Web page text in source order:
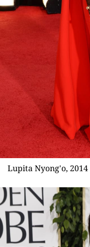
Videa
Sledujte prima+
Sledujte nás
Lupita Nyong'o, 2014